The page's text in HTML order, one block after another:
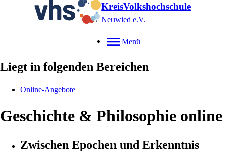
KreisVolkshochschule
Neuwied e.V.
Menü
Liegt in folgenden Bereichen
Online-Angebote
Geschichte & Philosophie online
Zwischen Epochen und Erkenntnis